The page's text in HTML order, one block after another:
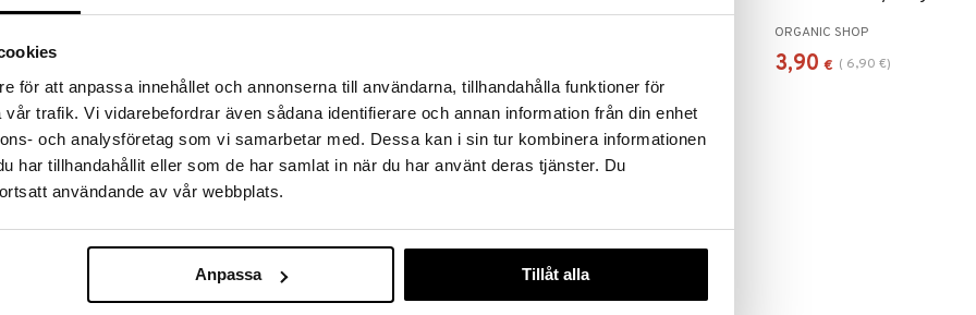
för att anpassa innehållet och annonserna till användarna, tillhandahålla funktioner för
trafik. Vi vidarebefordrar även sådana identifierare och annan information från din enhet
och analysföretag som vi samarbetar med. Dessa kan i sin tur kombinera informationen
har tillhandahållit eller som de har samlat in när du har använt deras tjänster. Du
användande av vår webbplats.
Anpassa Tillåt alla
puhdistaa ja kosteuttaa ihoa
iho, joka tuntuu raikkaalta ja hyväntuoksuiselta
haluat yhdistää tehokkaan puhdistuksen mieltä
päivittäinen suihkurituaali, joka muuttaa
iholle. Hiero ja huuhtele vedellä.
Natriumkloridi, Cocamidopropyl Betaine, Lauryl
Marjauute*, Vaccinium Myrtillus (Mustikka)
Uute*, Sitrushappo, Bentsyylialkoholi,
Parfum (Tuoksu), Linalool. (*) Ainesosat
Lemongrass Body Wash
Relax
ORGANIC SHOP
3,90 € ( 6,90 €)